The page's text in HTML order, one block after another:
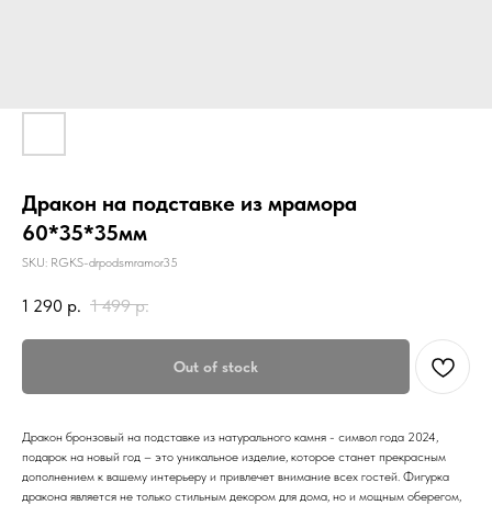
Дракон на подставке из мрамора
60*35*35мм
SKU: RGKS-drpodsmramor35
1 290 р. 1 499 р.
Out of stock
Дракон бронзовый на подставке из натурального камня - символ года 2024,
подарок на новый год – это уникальное изделие, которое станет прекрасным
дополнением к вашему интерьеру и привлечет внимание всех гостей. Фигурка
дракона является не только стильным декором для дома, но и мощным оберегом,